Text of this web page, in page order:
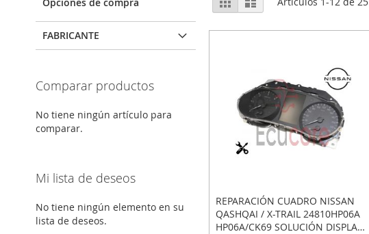
como
REPARACIÓN CUADRO NISSAN
QASHQAI / X-TRAIL 24810HP06A
HP06A/CK69 SOLUCIÓN DISPLAY
FABRICANTE
Comparar productos
No tiene ningún artículo para
comparar.
Mi lista de deseos
No tiene ningún elemento en su
lista de deseos.